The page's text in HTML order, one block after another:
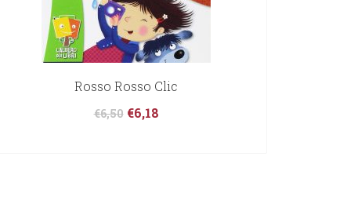
Rosso Rosso Clic
€6,50 €6,18